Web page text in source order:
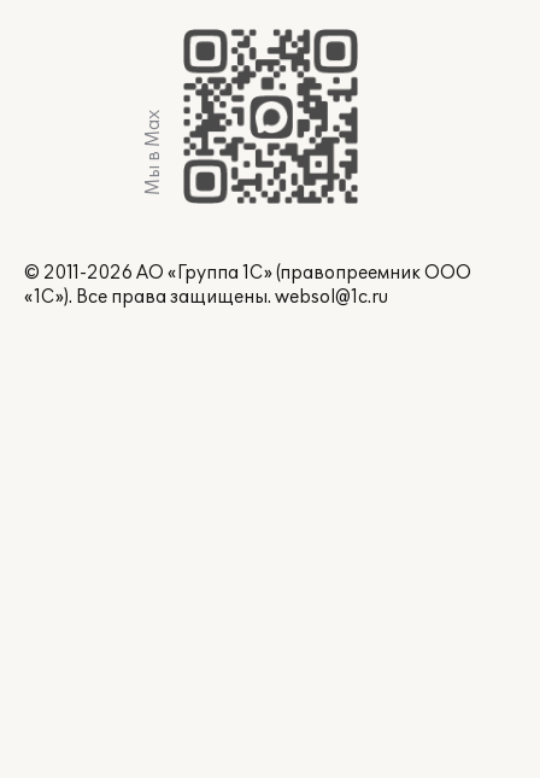
Мы в Max
© 2011-2026 АО «Группа 1С» (правопреемник ООО
«1С»). Все права защищены. websol@1c.ru